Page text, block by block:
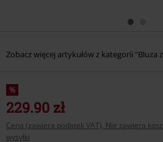
Zobacz więcej artykułów z kategorii
%
229.90 zł
Cena (zawiera podatek VAT), Nie zawiera
wysyłki